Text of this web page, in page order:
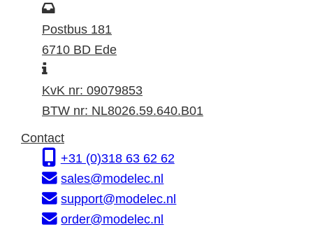
o
e
k
d
r
s
P
o
s
a
d
e
s
Postbus 181
6710 BD Ede
I
n
f
r
m
a
t
KvK nr: 09079853
BTW nr: NL8026.59.640.B01
Contact
+31 (0)318 63 62 62
sales@modelec.nl
support@modelec.nl
order@modelec.nl